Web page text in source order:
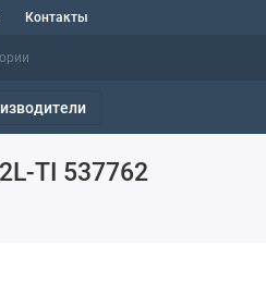
Контакты
TI 537762